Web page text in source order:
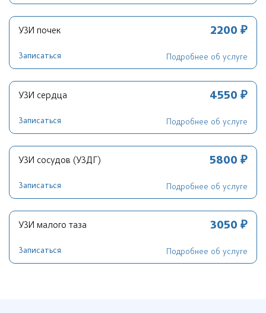
УЗИ почек 2200 ₽
Записаться Подробнее об услуге
УЗИ сердца 4550 ₽
Записаться Подробнее об услуге
УЗИ сосудов (УЗДГ) 5800 ₽
Записаться Подробнее об услуге
УЗИ малого таза 3050 ₽
Записаться Подробнее об услуге